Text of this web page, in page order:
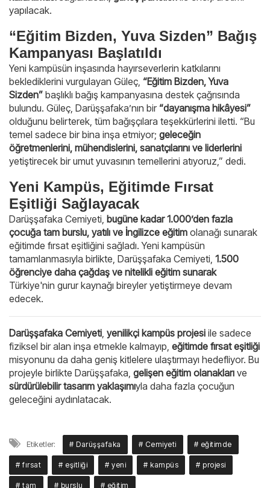
yapılacak.
“Eğitim Bizden, Yuva Sizden” Bağış
Kampanyası Başlatıldı
Yeni kampüsün inşasında hayırseverlerin katkılarını
beklediklerini vurgulayan Güleç, “Eğitim Bizden, Yuva
Sizden” başlıklı bağış kampanyasına destek çağrısında
bulundu. Güleç, Darüşşafaka’nın bir “dayanışma hikâyesi”
olduğunu belirterek, tüm bağışçılara teşekkürlerini iletti. “Bu
temel sadece bir bina inşa etmiyor; geleceğin
öğretmenlerini, mühendislerini, sanatçılarını ve liderlerini
yetiştirecek bir umut yuvasının temellerini atıyoruz,” dedi.
Yeni Kampüs, Eğitimde Fırsat
Eşitliği Sağlayacak
Darüşşafaka Cemiyeti, bugüne kadar 1.000’den fazla
çocuğa tam burslu, yatılı ve İngilizce eğitim olanağı sunarak
eğitimde fırsat eşitliğini sağladı. Yeni kampüsün
tamamlanmasıyla birlikte, Darüşşafaka Cemiyeti, 1.500
öğrenciye daha çağdaş ve nitelikli eğitim sunarak
Türkiye'nin gurur kaynağı bireyler yetiştirmeye devam
edecek.
Darüşşafaka Cemiyeti, yenilikçi kampüs projesi ile sadece
fiziksel bir alan inşa etmekle kalmayıp, eğitimde fırsat eşitliği
misyonunu da daha geniş kitlelere ulaştırmayı hedefliyor. Bu
projeyle birlikte Darüşşafaka, gelişen eğitim olanakları ve
sürdürülebilir tasarım yaklaşımıyla daha fazla çocuğun
geleceğini aydınlatacak.
Etiketler: # Darüşşafaka # Cemiyeti # eğitimde
# fırsat # eşitliği # yeni # kampüs # projesi
# tam # burslu # eğitim